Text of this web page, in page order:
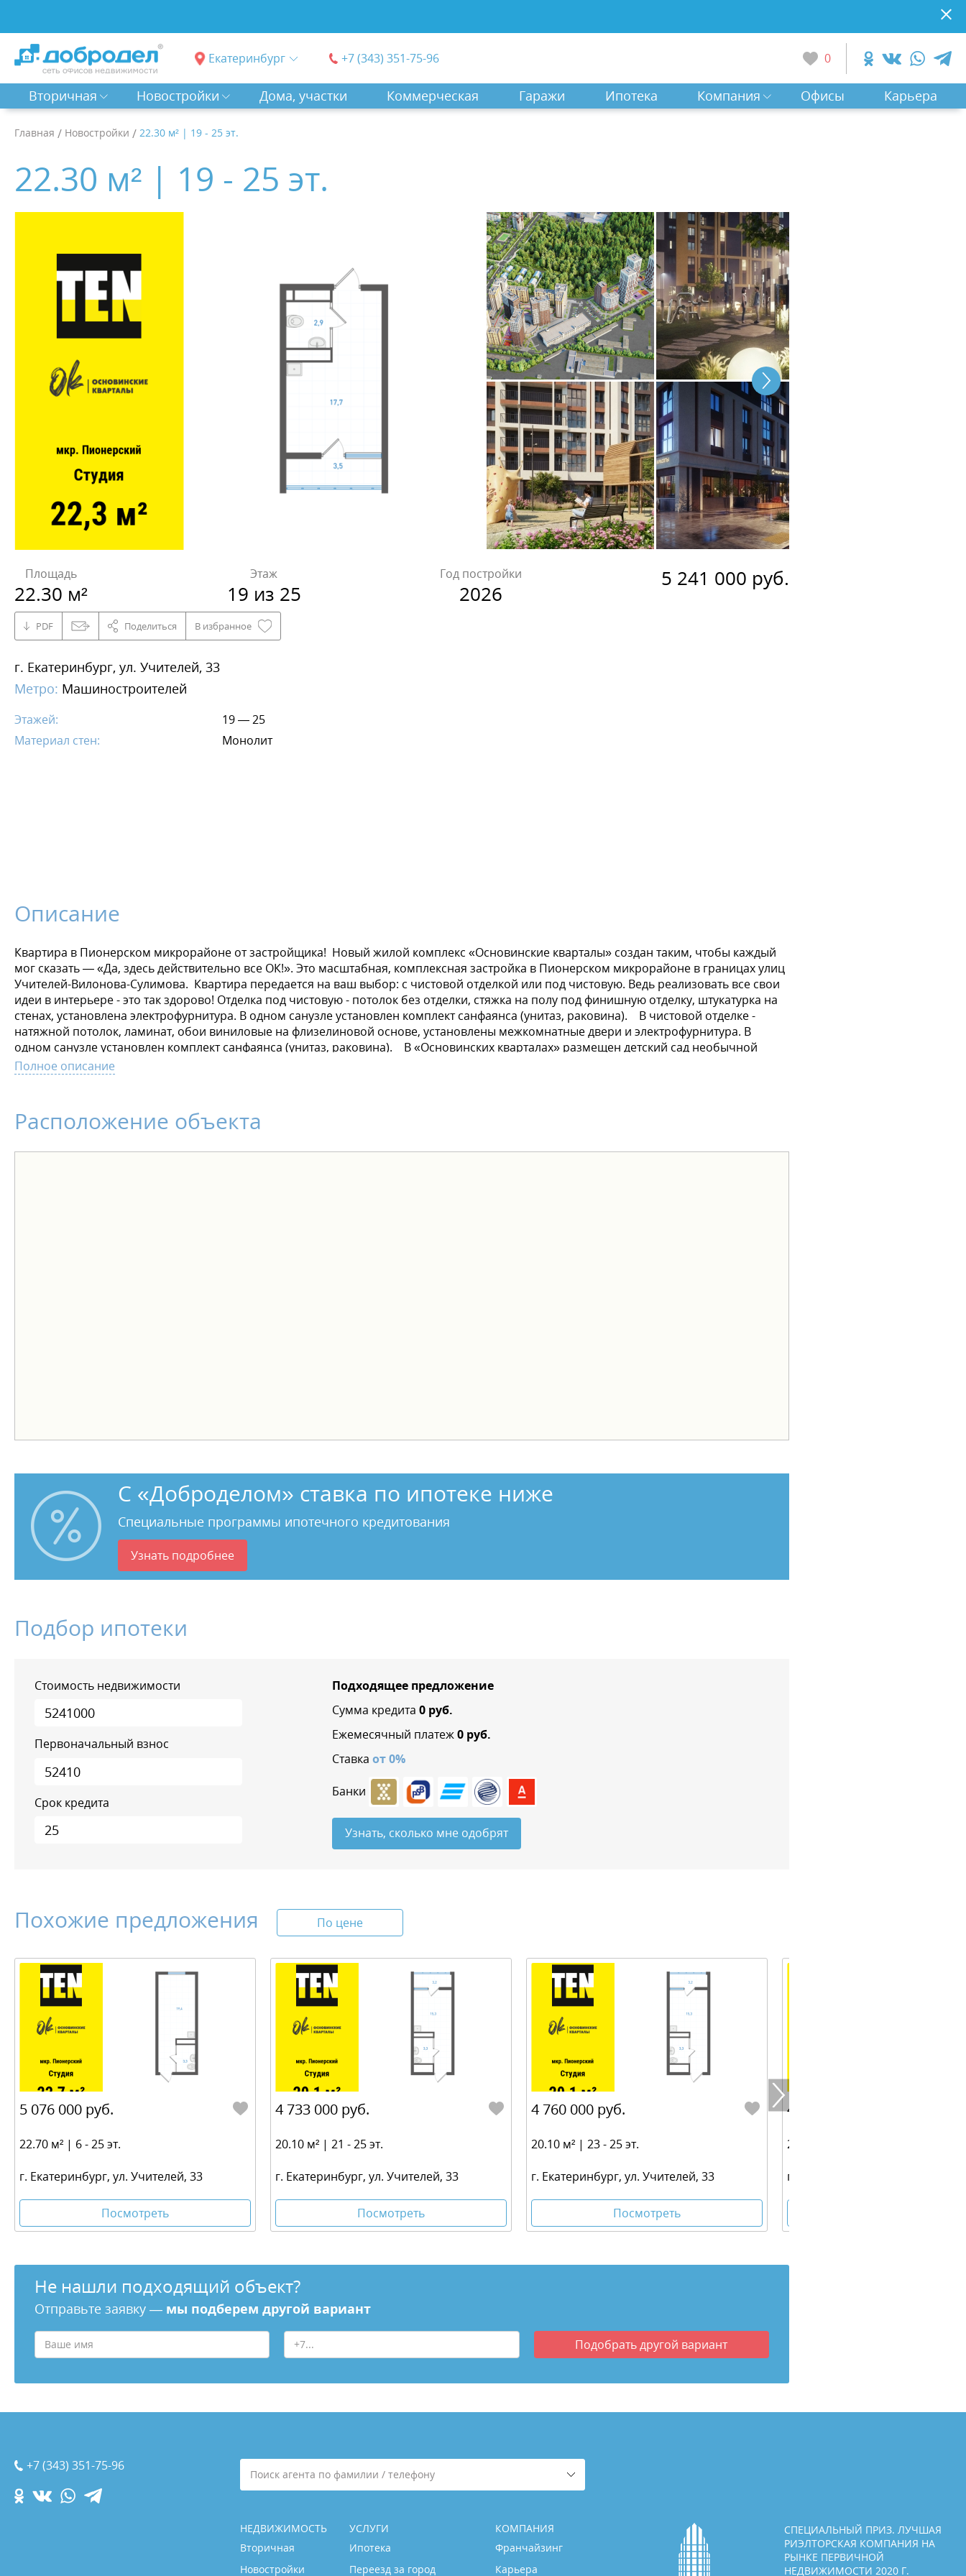
Екатеринбург +7 (343) 351-75-96 0
Вторичная Новостройки Дома, участки Коммерческая Гаражи Ипотека Компания Офисы Карьера
Главная / Новостройки / 22.30 м² | 19 - 25 эт.
22.30 м² | 19 - 25 эт.
Площадь
22.30 м²
Этаж
19 из 25
Год постройки
2026
5 241 000 руб.
PDF Поделиться В избранное
г. Екатеринбург, ул. Учителей, 33
Метро: Машиностроителей
Этажей:
19 — 25
Материал стен:
Монолит
Описание
Квартира в Пионерском микрорайоне от застройщика! Новый жилой комплекс «Основинские кварталы» создан таким, чтобы каждый
мог сказать — «Да, здесь действительно все ОК!». Это масштабная, комплексная застройка в Пионерском микрорайоне в границах улиц
Учителей-Вилонова-Сулимова. Квартира передается на ваш выбор: с чистовой отделкой или под чистовую. Ведь реализовать все свои
идеи в интерьере - это так здорово! Отделка под чистовую - потолок без отделки, стяжка на полу под финишную отделку, штукатурка на
стенах, установлена электрофурнитура. В одном санузле установлен комплект санфаянса (унитаз, раковина). В чистовой отделке -
натяжной потолок, ламинат, обои виниловые на флизелиновой основе, установлены межкомнатные двери и электрофурнитура. В
одном санузле установлен комплект санфаянса (унитаз, раковина). В «Основинских кварталах» размещен детский сад необычной
округлой формы. Больше необычного — больше пространства для креатива и развития новых нейронных связей. Чтобы переезд в
новую квартиру был лёгким и комфортным, действуют выгодные условия оплаты: - ипотека от ведущих банков - семейная ипотека -
Полное описание
Расположение объекта
С «Доброделом» ставка по ипотеке ниже
Специальные программы ипотечного кредитования
Узнать подробнее
Подбор ипотеки
Стоимость недвижимости
Первоначальный взнос
Срок кредита
Подходящее предложение
Сумма кредита 0 руб.
Ежемесячный платеж 0 руб.
Ставка от0%
Банки
Узнать, сколько мне одобрят
Похожие предложения По цене
5 076 000 руб.
22.70 м² | 6 - 25 эт.
г. Екатеринбург, ул. Учителей, 33
Посмотреть
4 733 000 руб.
20.10 м² | 21 - 25 эт.
г. Екатеринбург, ул. Учителей, 33
Посмотреть
4 760 000 руб.
20.10 м² | 23 - 25 эт.
г. Екатеринбург, ул. Учителей, 33
Посмотреть
4 870 000 руб.
20.80 м² | 23 - 25 эт.
г. Екатеринбург, ул. Учителей,
Не нашли подходящий объект?
Отправьте заявку — мы подберем другой вариант
Подобратьдругой вариант
+7 (343) 351-75-96
Поиск агента по фамилии / телефону
НЕДВИЖИМОСТЬ
Вторичная
Новостройки
УСЛУГИ
Ипотека
Переезд за город
КОМПАНИЯ
Франчайзинг
Карьера
СПЕЦИАЛЬНЫЙ ПРИЗ. ЛУЧШАЯ
РИЭЛТОРСКАЯ КОМПАНИЯ НА
РЫНКЕ ПЕРВИЧНОЙ
НЕДВИЖИМОСТИ 2020 Г.